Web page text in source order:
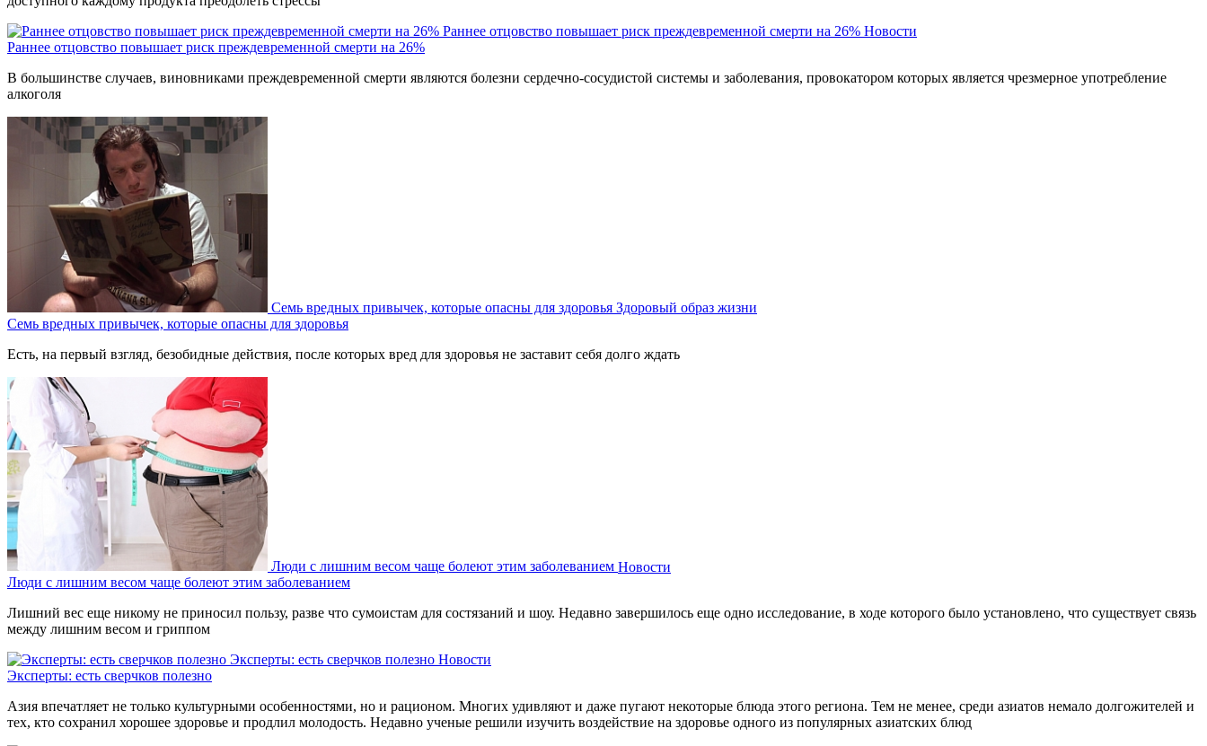
Раннее отцовство повышает риск преждевременной смерти на 26% Новости
Раннее отцовство повышает риск преждевременной смерти на 26%
В большинстве случаев, виновниками преждевременной смерти являются болезни сердечно-сосудистой системы и заболевания, провокатором которых является чрезмерное употребление
алкоголя
Семь вредных привычек, которые опасны для здоровья Здоровый образ жизни
Семь вредных привычек, которые опасны для здоровья
Есть, на первый взгляд, безобидные действия, после которых вред для здоровья не заставит себя долго ждать
Люди с лишним весом чаще болеют этим заболеванием Новости
Люди с лишним весом чаще болеют этим заболеванием
Лишний вес еще никому не приносил пользу, разве что сумоистам для состязаний и шоу. Недавно завершилось еще одно исследование, в ходе которого было установлено, что существует связь
между лишним весом и гриппом
Эксперты: есть сверчков полезно Новости
Эксперты: есть сверчков полезно
Азия впечатляет не только культурными особенностями, но и рационом. Многих удивляют и даже пугают некоторые блюда этого региона. Тем не менее, среди азиатов немало долгожителей и
тех, кто сохранил хорошее здоровье и продлил молодость. Недавно ученые решили изучить воздействие на здоровье одного из популярных азиатских блюд